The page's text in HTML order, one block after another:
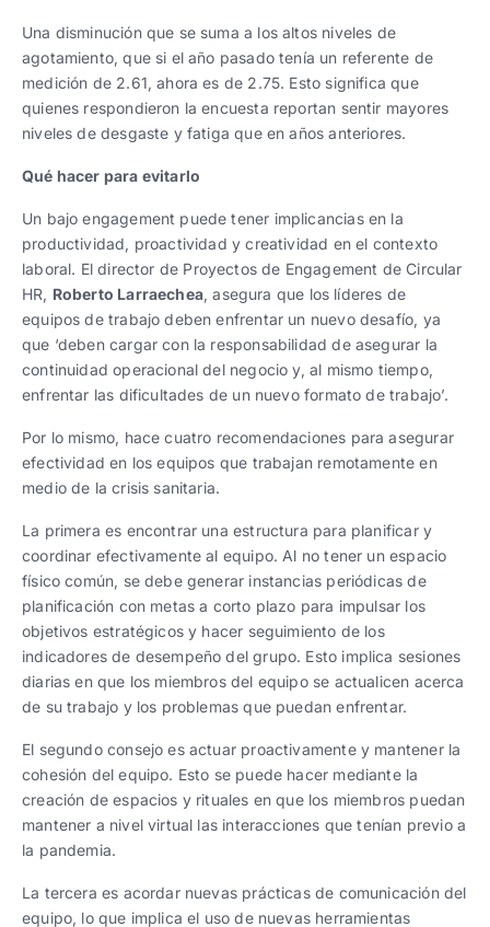
Una disminución que se suma a los altos niveles de
agotamiento, que si el año pasado tenía un referente de
medición de 2.61, ahora es de 2.75. Esto significa que
quienes respondieron la encuesta reportan sentir mayores
niveles de desgaste y fatiga que en años anteriores.
Qué hacer para evitarlo
Un bajo engagement puede tener implicancias en la
productividad, proactividad y creatividad en el contexto
laboral. El director de Proyectos de Engagement de Circular
HR, Roberto Larraechea, asegura que los líderes de
equipos de trabajo deben enfrentar un nuevo desafío, ya
que ‘deben cargar con la responsabilidad de asegurar la
continuidad operacional del negocio y, al mismo tiempo,
enfrentar las dificultades de un nuevo formato de trabajo’.
Por lo mismo, hace cuatro recomendaciones para asegurar
efectividad en los equipos que trabajan remotamente en
medio de la crisis sanitaria.
La primera es encontrar una estructura para planificar y
coordinar efectivamente al equipo. Al no tener un espacio
físico común, se debe generar instancias periódicas de
planificación con metas a corto plazo para impulsar los
objetivos estratégicos y hacer seguimiento de los
indicadores de desempeño del grupo. Esto implica sesiones
diarias en que los miembros del equipo se actualicen acerca
de su trabajo y los problemas que puedan enfrentar.
El segundo consejo es actuar proactivamente y mantener la
cohesión del equipo. Esto se puede hacer mediante la
creación de espacios y rituales en que los miembros puedan
mantener a nivel virtual las interacciones que tenían previo a
la pandemia.
La tercera es acordar nuevas prácticas de comunicación del
equipo, lo que implica el uso de nuevas herramientas